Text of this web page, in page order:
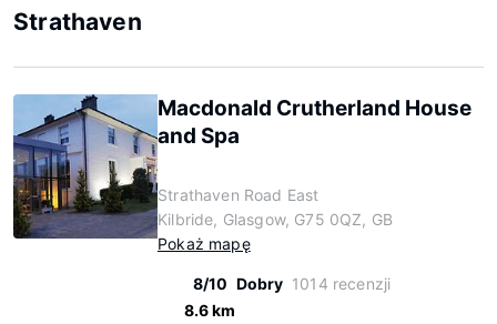
Strathaven
Macdonald Crutherland House
and Spa
Strathaven Road East
Kilbride, Glasgow, G75 0QZ, GB
Pokaż mapę
8/10 Dobry 1014 recenzji
8.6 km